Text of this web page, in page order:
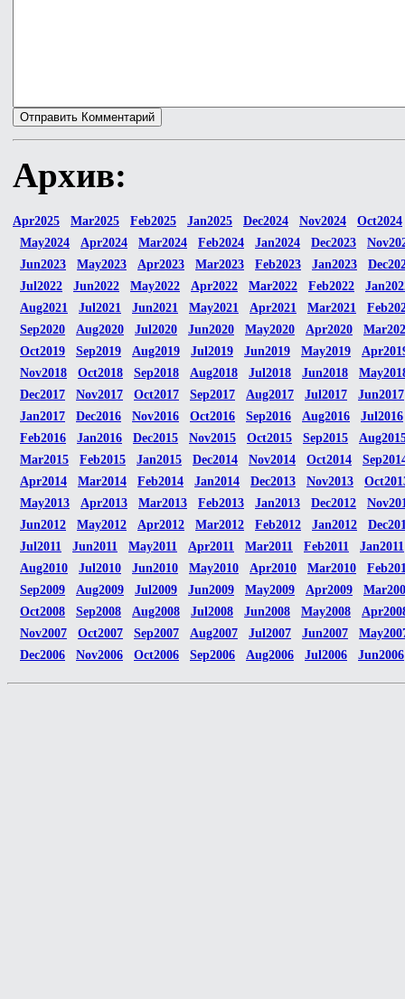
Архив:
Apr2025 Mar2025 Feb2025 Jan2025 Dec2024 Nov2024
Oct2024
May2024
Apr2024 Mar2024 Feb2024 Jan2024 Dec2023
Jun2023
May2023 Apr2023 Mar2023 Feb2023 Jan2023
Jul2022
Jun2022 May2022 Apr2022 Mar2022 Feb2022
Aug2021
Jul2021 Jun2021 May2021 Apr2021 Mar2021
Sep2020
Aug2020 Jul2020 Jun2020 May2020 Apr2020
Oct2019
Sep2019 Aug2019 Jul2019 Jun2019 May2019
Nov2018
Oct2018 Sep2018 Aug2018 Jul2018 Jun2018
Dec2017
Nov2017 Oct2017 Sep2017 Aug2017 Jul2017
Jun2017
Jan2017
Dec2016 Nov2016 Oct2016 Sep2016 Aug2016
Jul2016
Feb2016
Jan2016 Dec2015 Nov2015 Oct2015 Sep2015
Mar2015
Feb2015 Jan2015 Dec2014 Nov2014 Oct2014
Apr2014
Mar2014 Feb2014 Jan2014 Dec2013 Nov2013
May2013
Apr2013 Mar2013 Feb2013 Jan2013 Dec2012
Jun2012
May2012 Apr2012 Mar2012 Feb2012 Jan2012
Jul2011
Jun2011 May2011 Apr2011 Mar2011 Feb2011
Jan2011
Aug2010
Jul2010 Jun2010 May2010 Apr2010 Mar2010
Sep2009
Aug2009 Jul2009 Jun2009 May2009 Apr2009
Oct2008
Sep2008 Aug2008 Jul2008 Jun2008 May2008
Nov2007
Oct2007 Sep2007 Aug2007 Jul2007 Jun2007
Dec2006
Nov2006 Oct2006 Sep2006 Aug2006 Jul2006 Jun2006